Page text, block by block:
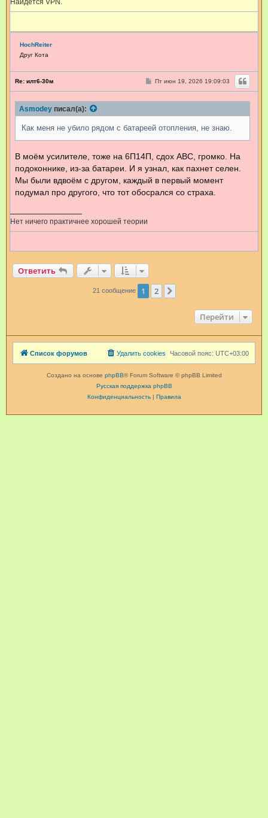
HochReiter
Друг Кота
Re: илт6-30м
С
б
е
н
и
Пт июн 19, 2026 19:09:03
Asmodey писал(а):
Как меня не убило рядом с батареей отопления, не знаю.
В моём усилителе, тоже на 6П14П, сдох АВС, громко. На
подоконнике, из-за батареи. И я узнал, как пахнет селен.
Мы были вдвоём с другом, каждый в первый момент
подумал про другого, что тот обосрался со страха.
Нет ничего практичнее хорошей теории
Ответить
21 сообщение 1 2
Перейти
Список форумов Часовой пояс: UTC+03:00
Удалить cookies
Создано на основе phpBB® Forum Software © phpBB Limited
Русская поддержка phpBB
Конфиденциальность| Правила